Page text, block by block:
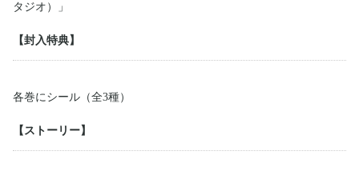
タジオ）」
【封入特典】
各巻にシール（全3種）
【ストーリー】